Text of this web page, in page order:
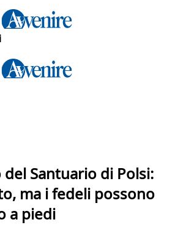
Santuario di Polsi:
ma i fedeli possono
a piedi